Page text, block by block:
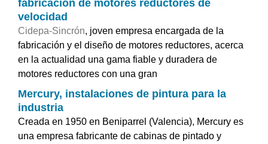
fabricación de motores reductores de
velocidad
Cidepa-Sincrón, joven empresa encargada de la
fabricación y el diseño de motores reductores, acerca
en la actualidad una gama fiable y duradera de
motores reductores con una gran
Mercury, instalaciones de pintura para la
industria
Creada en 1950 en Beniparrel (Valencia), Mercury es
una empresa fabricante de cabinas de pintado y